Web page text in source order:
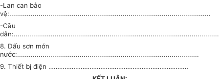
-Lan can bảo
vệ:.......................................................................................................
-Cầu
8. Dấu sơn mớn
nước:.............................................................................................
9. Thiết bị điện ……………………………………………………………………